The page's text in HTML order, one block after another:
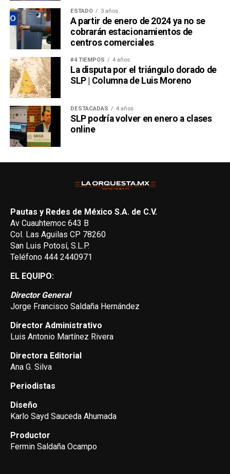
ESTADO 3 años
A partir de enero de 2024 ya no se
cobrarán estacionamientos de
centros comerciales
#4 TIEMPOS 4 años
La disputa por el triángulo dorado de
SLP | Columna de Luis Moreno
DESTACADAS 4 años
SLP podría volver en enero a clases
online
Pautas y Redes de México S.A. de C.V.
Av Cuauhtemoc 643 B
Col. Las Aguilas CP 78260
San Luis Potosí, S.L.P.
Teléfono 444 2440971
EL EQUIPO:
Director General
Jorge Francisco Saldaña Hernández
Director Administrativo
Luis Antonio Martínez Rivera
Directora Editorial
Ana G. Silva
Periodistas
Diseño
Karlo Sayd Sauceda Ahumada
Productor
Fermin Saldaña Ocampo